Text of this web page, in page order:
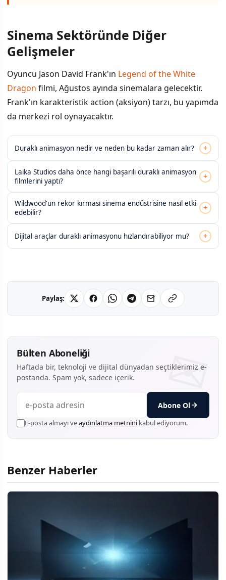
Sinema Sektöründe Diğer
Gelişmeler
Oyuncu Jason David Frank'ın Legend of the White
Dragon filmi, Ağustos ayında sinemalara gelecektir.
Frank'ın karakteristik action (aksiyon) tarzı, bu yapımda
da merkezi rol oynayacaktır.
Duraklı animasyon nedir ve neden bu kadar zaman alır? +
Laika Studios daha önce hangi başarılı duraklı animasyon
filmlerini yaptı?
+
Wildwood'un rekor kırması sinema endüstrisine nasıl etki
edebilir?
+
Dijital araçlar duraklı animasyonu hızlandırabiliyor mu? +
Paylaş:
Bülten Aboneliği
Haftada bir, teknoloji ve dijital dünyadan seçtiklerimiz e-
postanda. Spam yok, sadece içerik.
Abone Ol
E-posta almayı veaydınlatma metnini kabul ediyorum.
Benzer Haberler